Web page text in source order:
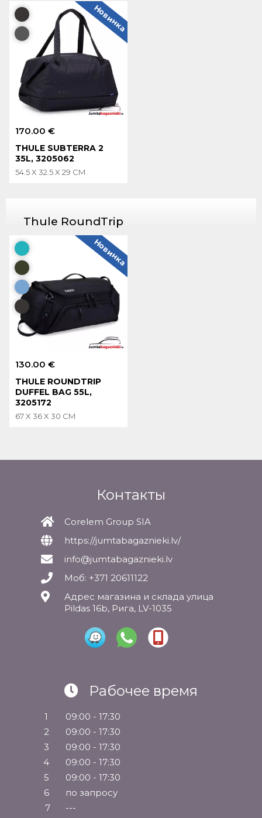
170.00 €
THULE SUBTERRA 2
35L, 3205062
54.5 X 32.5 X 29 CM
Новинка
Thule RoundTrip
130.00 €
THULE ROUNDTRIP
DUFFEL BAG 55L,
3205172
67 X 36 X 30 CM
Новинка
Контакты
Corelem Group SIA
https://jumtabagaznieki.lv/
info@jumtabagaznieki.lv
Моб: +371 20611122
Адрес магазина и склада улица
Pildas 16b, Рига, LV-1035
Рабочее время
1
09:00 - 17:30
2
09:00 - 17:30
3
09:00 - 17:30
4
09:00 - 17:30
5
09:00 - 17:30
6
по запросу
7
---